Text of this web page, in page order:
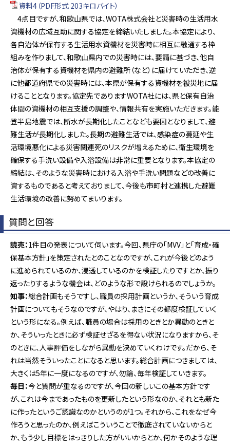
資料4（PDF形式 203キロバイト）
4点目ですが、和歌山県では、WOTA株式会社と災害時の生活用水
資機材の広域互助に関する協定を締結いたしました。本協定により、
各自治体が保有する生活用水資機材を災害時に相互に融通する枠
組みを作りまして、和歌山県内での災害時には、要請に基づき、他自
治体が保有する資機材を県内の避難所（など）に届けていただき、逆
に他都道府県での災害時には、本県が保有する資機材を被災地に届
けることとなります。協定先でありますWOTA社には、県と保有自治
体間の資機材の相互支援の調整や、情報共有を実施いただきます。能
登半島地震では、断水が長期化したことなども要因となりまして、避
難生活が長期化しました。長期の避難生活では、感染症の蔓延や生
活環境悪化による災害関連死のリスクが増えるために、衛生環境を
確保する手洗い設備や入浴設備は非常に重要となります。本協定の
締結は、そのような災害時における入浴や手洗い問題などの改善に
資するものであると考えておりまして、今後も市町村と連携した避難
生活環境の改善に努めてまいります。
質問と回答
読売：1件目の発表について伺います。今回、県庁の「MVV」と「育成・確
保基本方針」を策定されたとのことなのですが、これが今後どのよう
に進められているのか、浸透しているのかを検証したりですとか、振り
返ったりするような機会は、どのような形で設けられるのでしょうか。
知事：総合計画もそうですし、職員の採用計画というか、そういう育成
計画についてもそうなのですが、やはり、まさにその都度検証していく
という形になる。例えば、職員の場合は採用のときとか異動のときと
か、そういったときに必ず検証せざるを得ない状況になりますから、そ
のときに、人事評価をしながら異動を決めていくわけです。だから、そ
れは当然そういったことになると思います。総合計画につきましては、
大きくは5年に一度になるのですが、勿論、毎年検証していきます。
毎日：今と質問が重なるのですが、今回の新しいこの基本方針です
が、これは今まであったものを更新したという形なのか、それとも新た
に作ったというご認識なのかというのが1つ。それから、これをなぜ今
作ろうと思ったのか、例えばこういうことで徹底されていないからと
か、もう少し目標をはっきりした方がいいからとか、何かそのような理